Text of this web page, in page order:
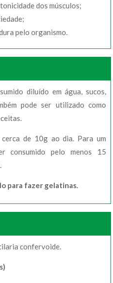
dos músculos;
pelo organismo.
diluído em água, sucos,
pode ser utilizado como
de 10g ao dia. Para um
consumido pelo menos 15
para fazer gelatinas.
confervoide.